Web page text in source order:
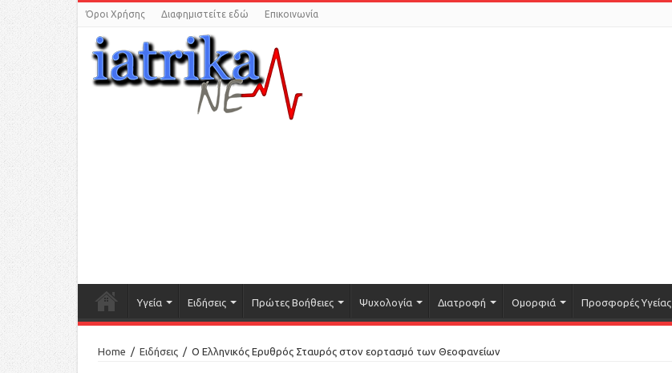
Όροι Χρήσης Διαφημιστείτε εδώ Επικοινωνία
Υγεία Ειδήσεις Πρώτες Βοήθειες Ψυχολογία Διατροφή Ομορφιά Προσφορές Υγείας
Home / Ειδήσεις / Ο Ελληνικός Ερυθρός Σταυρός στον εορτασμό των Θεοφανείων